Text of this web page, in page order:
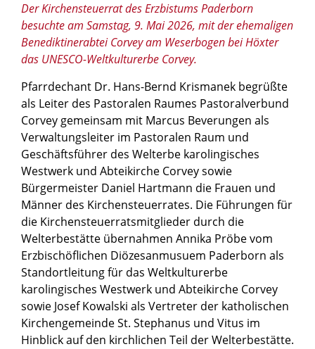
Der Kirchensteuerrat des Erzbistums Paderborn
besuchte am Samstag, 9. Mai 2026, mit der ehemaligen
Benediktinerabtei Corvey am Weserbogen bei Höxter
das UNESCO-Weltkulturerbe Corvey.
Pfarrdechant Dr. Hans-Bernd Krismanek begrüßte
als Leiter des Pastoralen Raumes Pastoralverbund
Corvey gemeinsam mit Marcus Beverungen als
Verwaltungsleiter im Pastoralen Raum und
Geschäftsführer des Welterbe karolingisches
Westwerk und Abteikirche Corvey sowie
Bürgermeister Daniel Hartmann die Frauen und
Männer des Kirchensteuerrates. Die Führungen für
die Kirchensteuerratsmitglieder durch die
Welterbestätte übernahmen Annika Pröbe vom
Erzbischöflichen Diözesanmusuem Paderborn als
Standortleitung für das Weltkulturerbe
karolingisches Westwerk und Abteikirche Corvey
sowie Josef Kowalski als Vertreter der katholischen
Kirchengemeinde St. Stephanus und Vitus im
Hinblick auf den kirchlichen Teil der Welterbestätte.